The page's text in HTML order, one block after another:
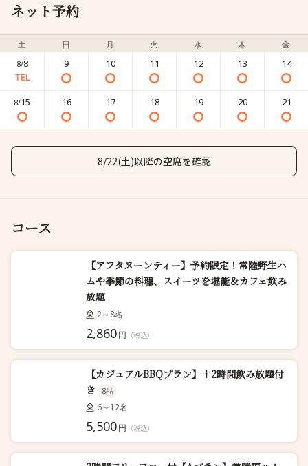
ネット予約
土 日 月 火 水 木 金
8/8 9 10 11 12 13 14
8/15 16 17 18 19 20 21
8/22(土)以降の空席を確認
コース
【アフタヌーンティー】予約限定！常陸野生ハ
ムや季節の料理、スイーツを堪能＆カフェ飲み
放題
2～8名
2,860円 （税込）
【カジュアルBBQプラン】＋2時間飲み放題付
き
8品
6～12名
5,500円 （税込）